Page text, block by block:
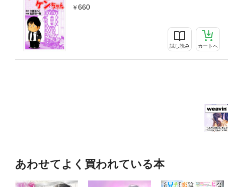
660
試し読み カートへ
あわせてよく買われている本